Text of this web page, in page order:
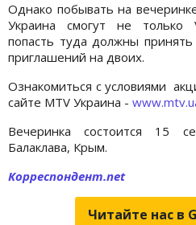
Однако побывать на
Украина смогут не только
попасть туда должны
приглашений на двоих.
Ознакомиться с условиями
сайте MTV Украина -
Вечеринка состоится 15
Балаклава, Крым.
Корреспондент.net
Читайте нас в